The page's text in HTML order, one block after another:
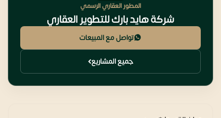
المطور العقاري الرسمي
شركة هايد بارك للتطوير العقاري
تواصل مع المبيعات
جميع المشاريع